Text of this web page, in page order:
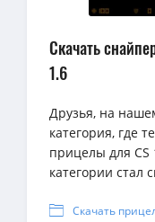
Скачать
1.6
Друзья, на
категория, где
прицелы для CS
категории стал
Скачать